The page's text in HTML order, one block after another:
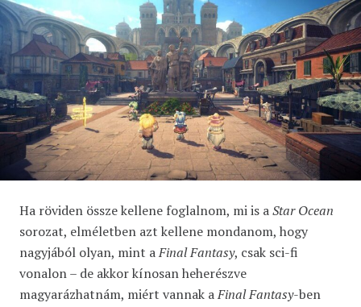
Ha röviden össze kellene foglalnom, mi is aStar Ocean
sorozat, elméletben azt kellene mondanom, hogy
nagyjából olyan, mint aFinal Fantasy, csak sci-fi
vonalon – de akkor kínosan heherészve
magyarázhatnám, miért vannak aFinal Fantasy-ben